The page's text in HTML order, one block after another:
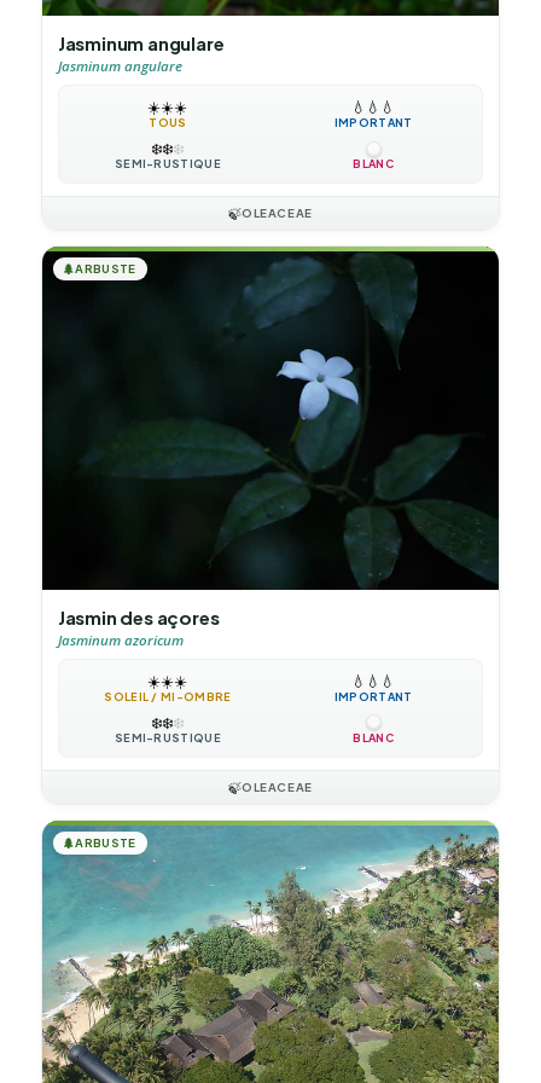
Jasminum angulare
Jasminum angulare
☀️☀️☀️
TOUS
💧 💧 💧
IMPORTANT
❄️❄️❄️
SEMI-RUSTIQUE BLANC
🍃OLEACEAE
🌲ARBUSTE
Jasmin des açores
Jasminum azoricum
☀️☀️☀️
SOLEIL / MI-OMBRE
💧 💧 💧
IMPORTANT
❄️❄️❄️
SEMI-RUSTIQUE BLANC
🍃OLEACEAE
🌲ARBUSTE